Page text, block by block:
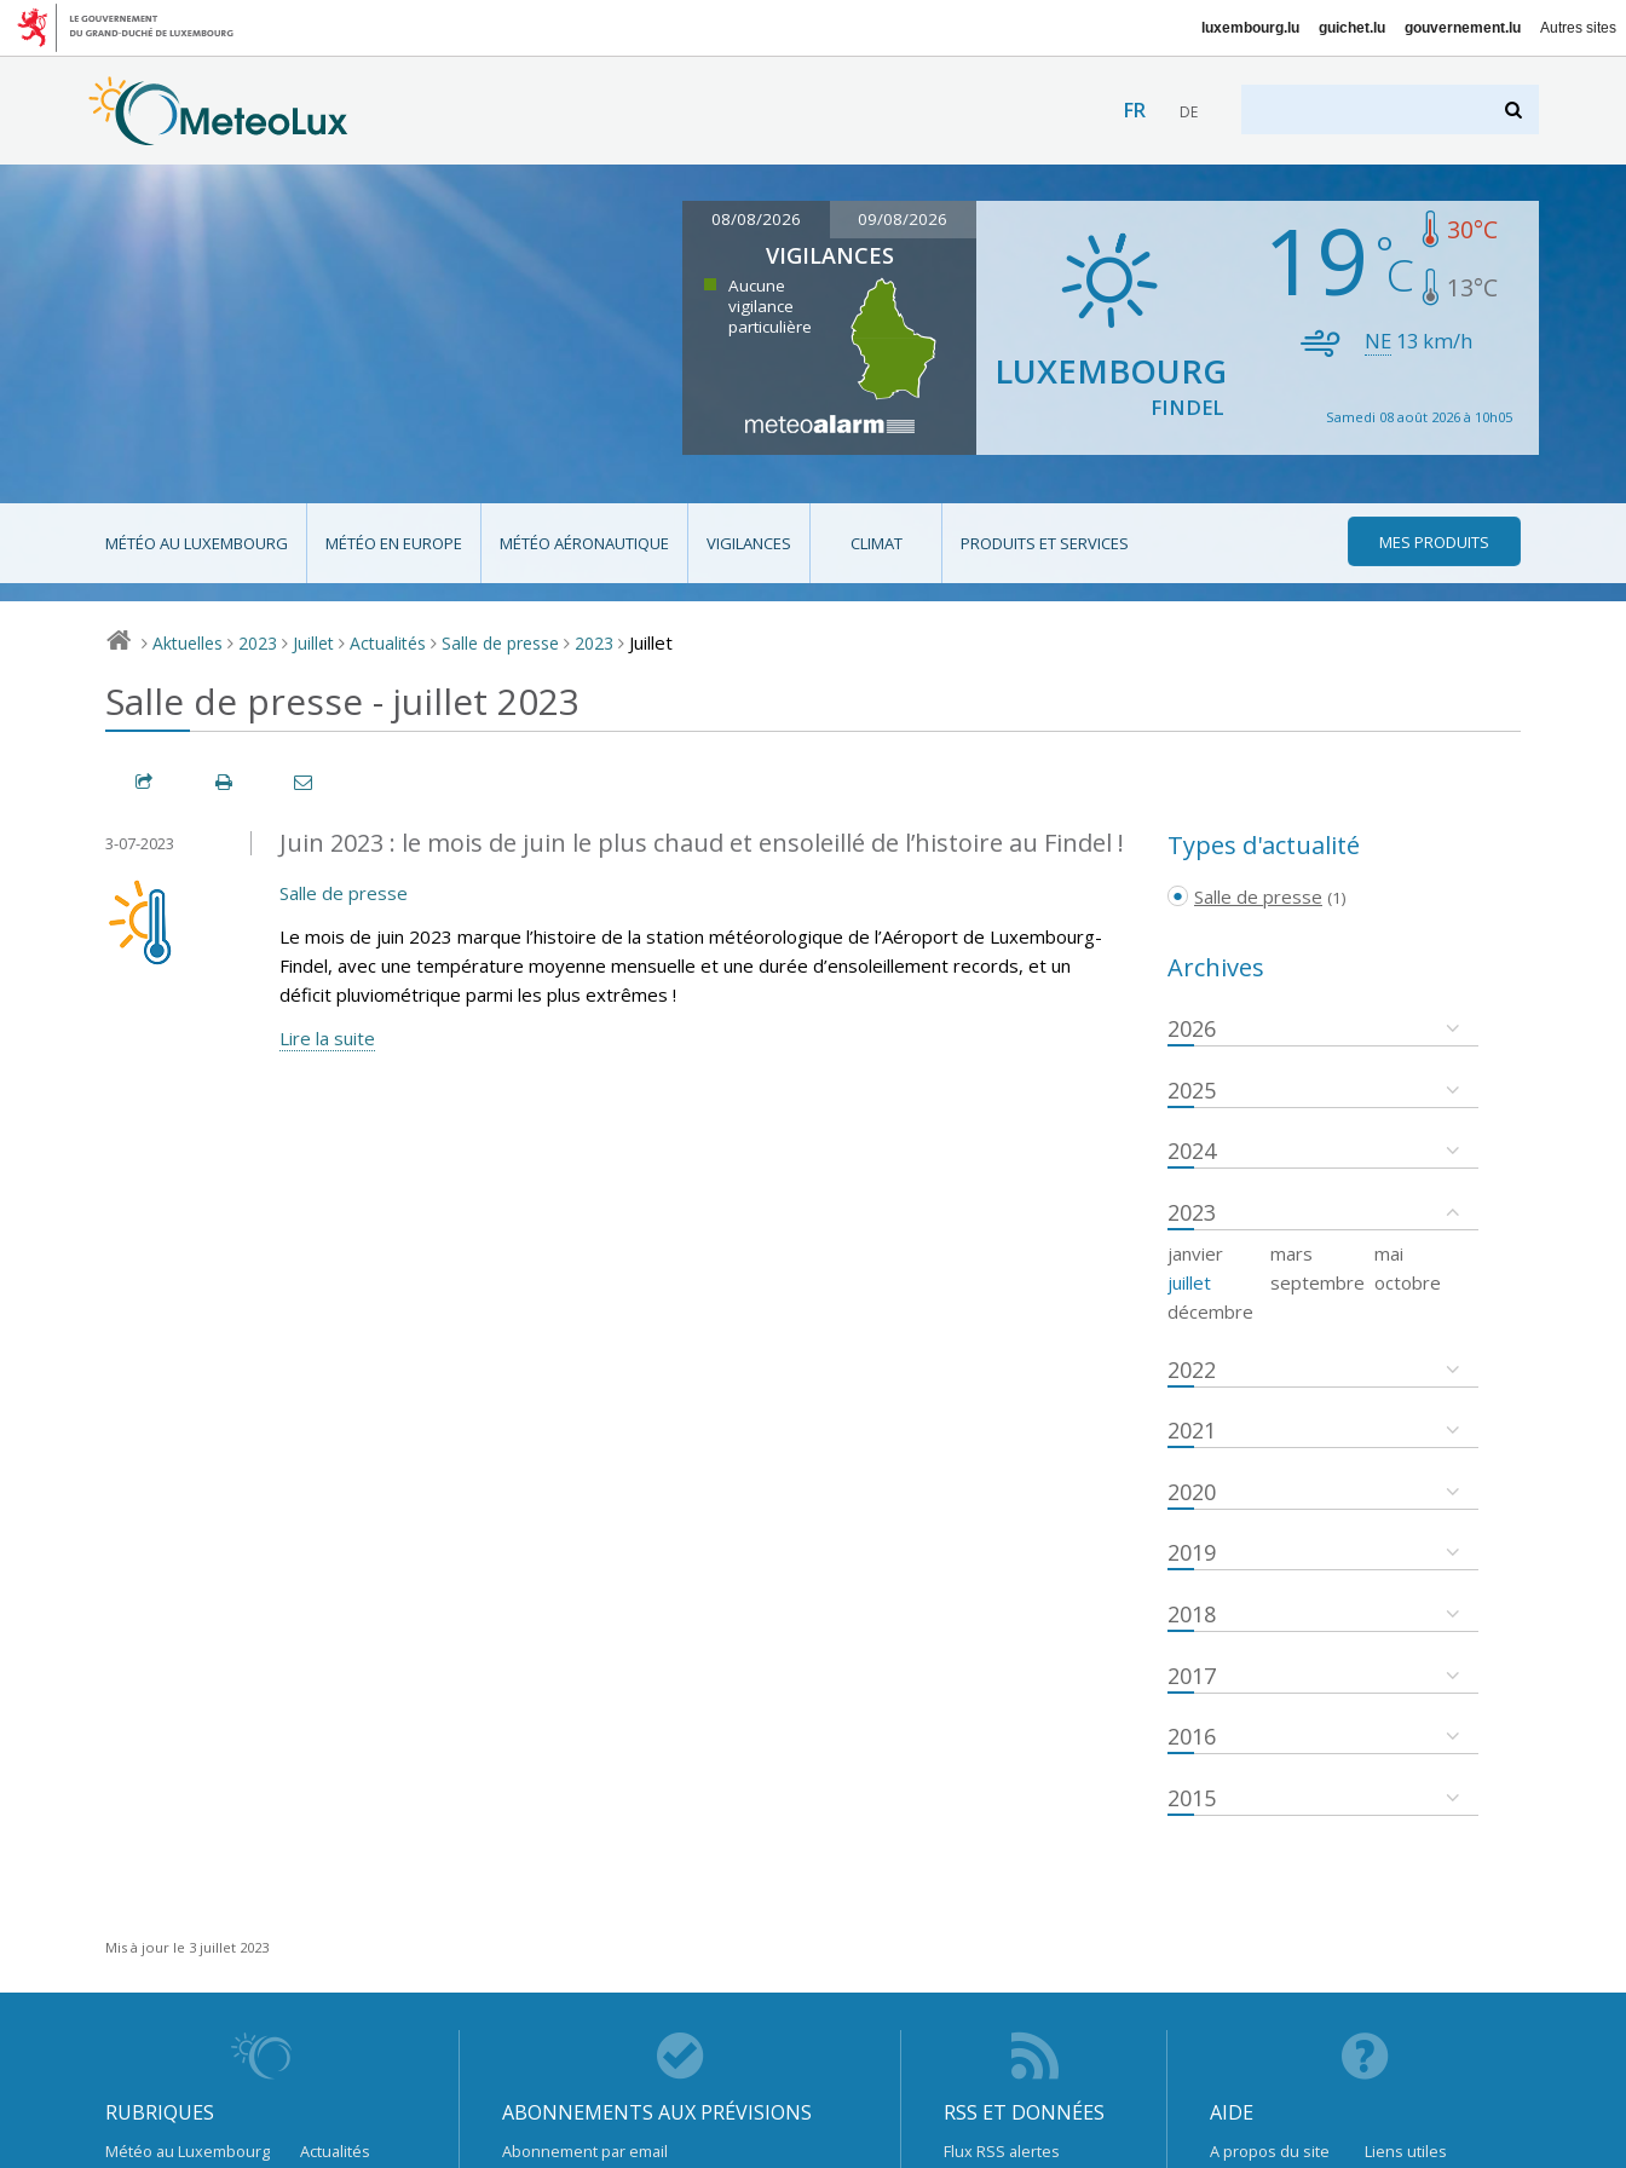
luxembourg.lu guichet.lu gouvernement.lu Autres sites
FR DE
08/08/2026 09/08/2026
VIGILANCES
Aucune
vigilance
particulière
LUXEMBOURG
FINDEL
19 30°C
13°C
NE 13 km/h
Samedi 08 août 2026 à 10h05
MÉTÉO AU LUXEMBOURG MÉTÉO EN EUROPE MÉTÉO AÉRONAUTIQUE VIGILANCES CLIMAT PRODUITS ET SERVICES MES PRODUITS
> Aktuelles > 2023 > Juillet > Actualités > Salle de presse > 2023 > Juillet
Salle de presse - juillet 2023
Juin 2023 : le mois de juin le plus chaud et ensoleillé de l’histoire au Findel !
3-07-2023
Salle de presse
Le mois de juin 2023 marque l’histoire de la station météorologique de l’Aéroport de Luxembourg-
Findel, avec une température moyenne mensuelle et une durée d’ensoleillement records, et un
déficit pluviométrique parmi les plus extrêmes !
Lire la suite
Types d'actualité
Salle de presse (1)
Archives
2026
2025
2024
2023
janvier mars
mai
juillet
septembre octobre
décembre
2022
2021
2020
2019
2018
2017
2016
2015
Mis à jour le 3 juillet 2023
RUBRIQUES
Météo au Luxembourg Actualités
ABONNEMENTS AUX PRÉVISIONS
Abonnement par email
RSS ET DONNÉES
Flux RSS alertes
AIDE
A propos du site Liens utiles